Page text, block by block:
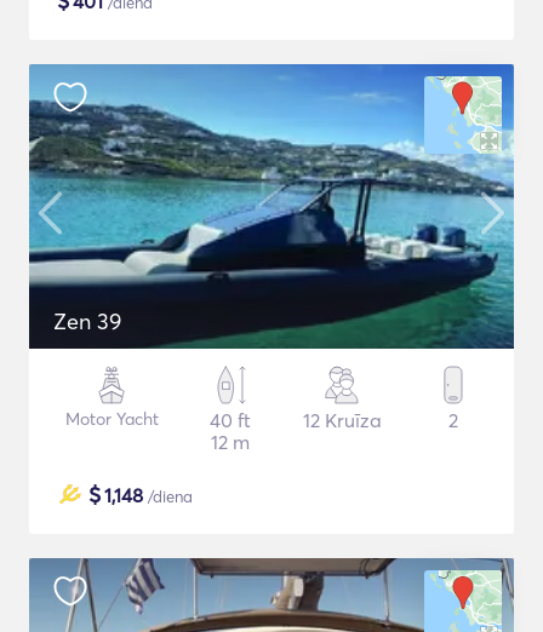
Zen 39
Motor Yacht
40 ft
12 m
12 Kruīza 2
$1,148 /diena